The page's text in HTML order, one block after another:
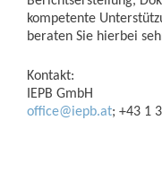
kompetente
beraten Sie hierbei
Kontakt:
IEPB GmbH
office@iepb.at; +43 1